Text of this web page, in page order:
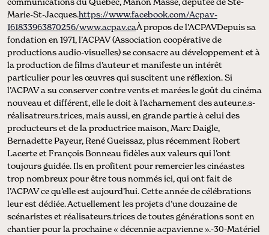
Marie-St-Jacques.https://www.facebook.com/Acpav-
161833963870256/www.acpav.caÀ propos de l’ACPAVDepuis sa
fondation en 1971, l’ACPAV (Association coopérative de
productions audio-visuelles) se consacre au développement et à
la production de films d’auteur et manifeste un intérêt
particulier pour les œuvres qui suscitent une réflexion. Si
l’ACPAV a su conserver contre vents et marées le goût du cinéma
nouveau et différent, elle le doit à l’acharnement des auteur.e.s-
réalisatreurs.trices, mais aussi, en grande partie à celui des
producteurs et de la productrice maison, Marc Daigle,
Bernadette Payeur, René Gueissaz, plus récemment Robert
Lacerte et François Bonneau fidèles aux valeurs qui l’ont
toujours guidée. Ils en profitent pour remercier les cinéastes
trop nombreux pour être tous nommés ici, qui ont fait de
l’ACPAV ce qu’elle est aujourd’hui. Cette année de célébrations
leur est dédiée. Actuellement les projets d’une douzaine de
scénaristes et réalisateurs.trices de toutes générations sont en
chantier pour la prochaine « décennie acpavienne ».-30-Matériel